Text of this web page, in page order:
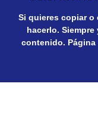
Si quieres copiar
hacerlo.
contenido. Página